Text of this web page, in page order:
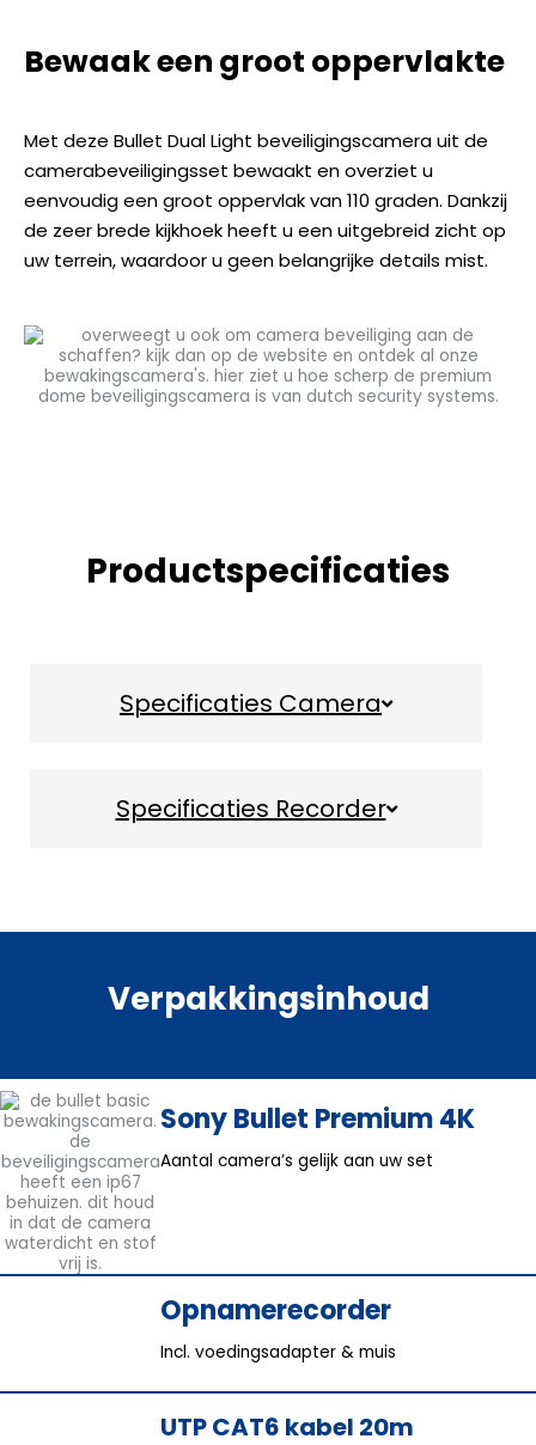
Bewaak een groot oppervlakte
Met deze Bullet Dual Light beveiligingscamera uit de
camerabeveiligingsset bewaakt en overziet u
eenvoudig een groot oppervlak van 110 graden. Dankzij
de zeer brede kijkhoek heeft u een uitgebreid zicht op
uw terrein, waardoor u geen belangrijke details mist.
Productspecificaties
Specificaties Camera
Specificaties Recorder
Verpakkingsinhoud
Sony Bullet Premium 4K
Aantal camera’s gelijk aan uw set
Opnamerecorder
Incl. voedingsadapter & muis
UTP CAT6 kabel 20m